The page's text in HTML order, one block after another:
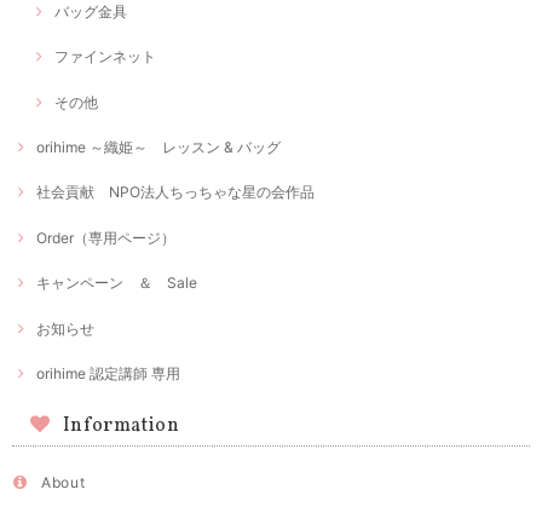
バッグ金具
ファインネット
その他
orihime ～織姫～ レッスン & バッグ
社会貢献 NPO法人ちっちゃな星の会作品
Order（専用ページ）
キャンペーン ＆ Sale
お知らせ
orihime 認定講師 専用
Information
About